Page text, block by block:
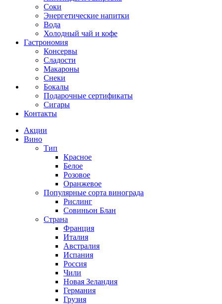
Соки
Энергетические напитки
Вода
Холодный чай и кофе
Гастрономия
Консервы
Сладости
Макароны
Снеки
Бокалы
Подарочные сертификаты
Сигары
Контакты
Акции
Вино
Тип
Красное
Белое
Розовое
Оранжевое
Популярные сорта винограда
Рислинг
Совиньон Блан
Страна
Франция
Италия
Австралия
Испания
Россия
Чили
Новая Зеландия
Германия
Грузия